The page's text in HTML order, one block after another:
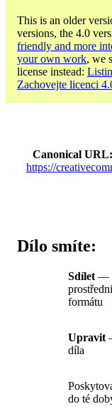
This is an older
versions, the 4.0
friendly and more
your own work, we
license instead:
Zachovejte licenci
Canonical URL
https://
Dílo smíte:
Sdílet —
formátu
Upravit
díla
do té